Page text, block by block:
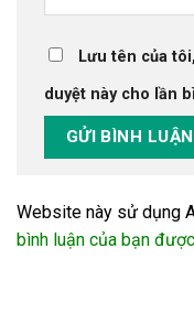
Lưu tên của
duyệt này cho lần
Website này sử dụng
bình luận của bạn